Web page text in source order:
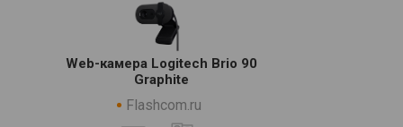
Web-камера Logitech Brio 90
Graphite
Flashcom.ru